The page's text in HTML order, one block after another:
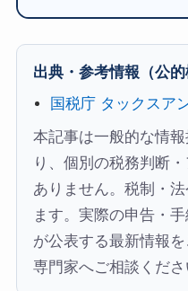
出典・参考情報（公的
国税庁 タックスア
本記事は一般的な情
り、個別の税務判断
ありません。税制・
ます。実際の申告・
が公表する最新情報
専門家へご相談くださ